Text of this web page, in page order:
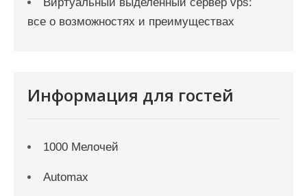
все о возможностях и преимуществах
Информация для гостей
1000 Мелочей
Automax